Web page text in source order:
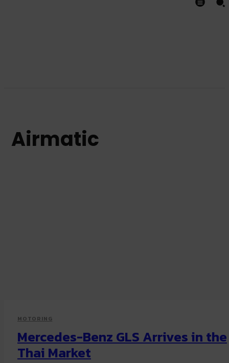
Airmatic
MOTORING
Mercedes-Benz GLS Arrives in the
Thai Market